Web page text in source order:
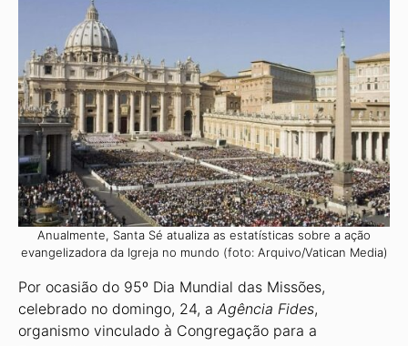
Anualmente, Santa Sé atualiza as estatísticas sobre a ação
evangelizadora da Igreja no mundo (foto: Arquivo/Vatican Media)
Por ocasião do 95º Dia Mundial das Missões,
celebrado no domingo, 24, a Agência Fides,
organismo vinculado à Congregação para a